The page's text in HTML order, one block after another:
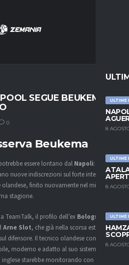
ULTIME
8
ULTIME
8
ULTIME
8
SEGUE BEUKEMA:
0
Beukema
essere lontano dal Napoli:
nuove indiscrezioni sul forte interesse
olandese, finito nuovamente nel mirino
stagione.
TeamTalk, il profilo dell’ex Bologna
Arne Slot, che già nella scorsa estate
difensore. Il tecnico olandese considera
moderno e adatto al suo sistema di
starebbe monitorando con